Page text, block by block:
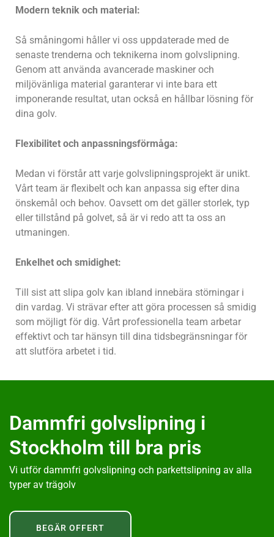
Modern teknik och material:
Så småningomi håller vi oss uppdaterade med de
senaste trenderna och teknikerna inom golvslipning.
Genom att använda avancerade maskiner och
miljövänliga material garanterar vi inte bara ett
imponerande resultat, utan också en hållbar lösning för
dina golv.
Flexibilitet och anpassningsförmåga:
Medan vi förstår att varje golvslipningsprojekt är unikt.
Vårt team är flexibelt och kan anpassa sig efter dina
önskemål och behov. Oavsett om det gäller storlek, typ
eller tillstånd på golvet, så är vi redo att ta oss an
utmaningen.
Enkelhet och smidighet:
Till sist att slipa golv kan ibland innebära störningar i
din vardag. Vi strävar efter att göra processen så smidig
som möjligt för dig. Vårt professionella team arbetar
effektivt och tar hänsyn till dina tidsbegränsningar för
att slutföra arbetet i tid.
Dammfri golvslipning i
Stockholm till bra pris
Vi utför dammfri golvslipning och parkettslipning av alla
typer av trägolv
BEGÄR OFFERT